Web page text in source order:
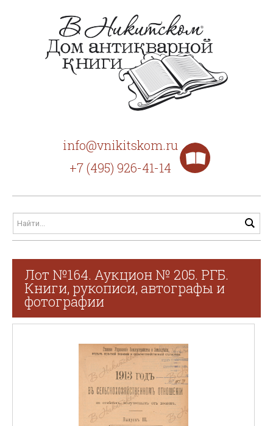
info@vnikitskom.ru
+7 (495) 926-41-14
Лот №164. Аукцион № 205. РГБ.
Книги, рукописи, автографы и
фотографии